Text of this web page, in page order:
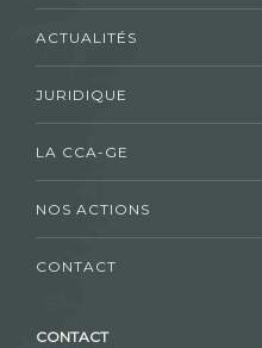
ACTUALITÉS
JURIDIQUE
LA CCA-GE
NOS ACTIONS
CONTACT
CONTACT